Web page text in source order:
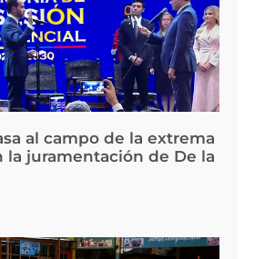
al campo de la extrema
la juramentación de De la